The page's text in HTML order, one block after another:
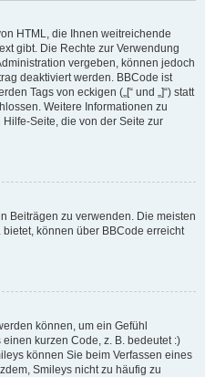
HTML, die Ihnen weitreichende
gibt. Die Rechte zur Verwendung
vergeben, können jedoch
deaktiviert werden. BBCode ist
Tags von eckigen („[“ und „]“) statt
Weitere Informationen zu
Seite, die von der Seite zur
Beiträgen zu verwenden. Die meisten
können über BBCode erreicht
können, um ein Gefühl
kurzen Code, z. B. bedeutet :)
können Sie beim Verfassen eines
Smileys nicht zu häufig zu